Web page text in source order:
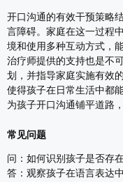
开口沟通的有效干预策略
言障碍。家庭在这一过程
境和使用多种互动方式，
治疗师提供的支持也是不
划，并指导家庭实施有效
使得孩子在日常生活中都
为孩子开口沟通铺平道路
常见问题
问：如何识别孩子是否存
答：观察孩子在语言表达